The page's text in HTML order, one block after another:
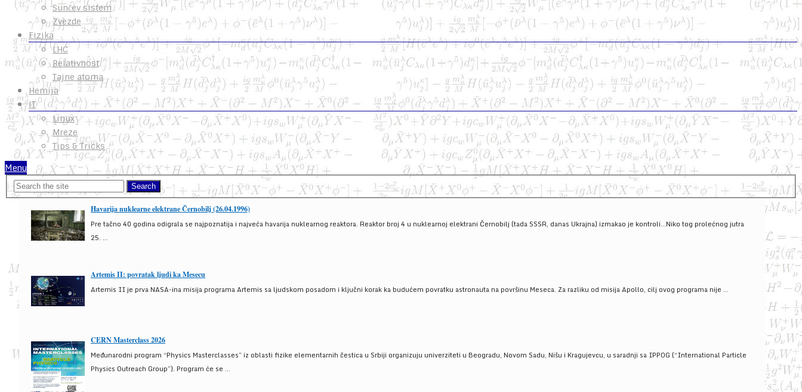
Sunčev sistem
Zvezde
Fizika
LHC
Relativnost
Tajne atoma
Hemija
IT
Linux
Mreze
Tips & Tricks
Menu
Havarija nuklearne elektrane Černobilj (26.04.1996)
Pre tačno 40 godina odigrala se najpoznatija i najveća havarija nuklearnog reaktora. Reaktor broj 4 u nuklearnoj elektrani Černobilj (tada SSSR, danas Ukrajna) izmakao je kontroli...Niko tog prolećnog jutra
25. ...
Artemis II: povratak ljudi ka Mesecu
Artemis II je prva NASA-ina misija programa Artemis sa ljudskom posadom i ključni korak ka budućem povratku astronauta na površinu Meseca. Za razliku od misija Apollo, cilj ovog programa nije ...
CERN Masterclass 2026
Međunarodni program “Physics Masterclasses” iz oblasti fizike elementarnih čestica u Srbiji organizuju univerziteti u Beogradu, Novom Sadu, Nišu i Kragujevcu, u saradnji sa IPPOG (“International Particle
Physics Outreach Group”). Program će se ...